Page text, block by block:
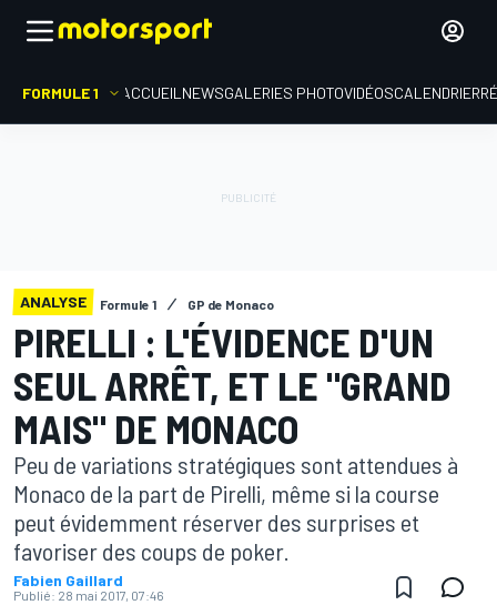
FORMULE 1 ACCUEIL NEWSGALERIES PHOTOVIDÉOSCALENDRIER
ANALYSE Formule 1 GP de Monaco
PIRELLI : L'ÉVIDENCE D'UN
SEUL ARRÊT, ET LE "GRAND
MAIS" DE MONACO
Peu de variations stratégiques sont attendues à
Monaco de la part de Pirelli, même si la course
peut évidemment réserver des surprises et
favoriser des coups de poker.
Fabien Gaillard
Publié: 28 mai 2017, 07:46